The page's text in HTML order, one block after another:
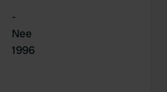
-
Nee
1996